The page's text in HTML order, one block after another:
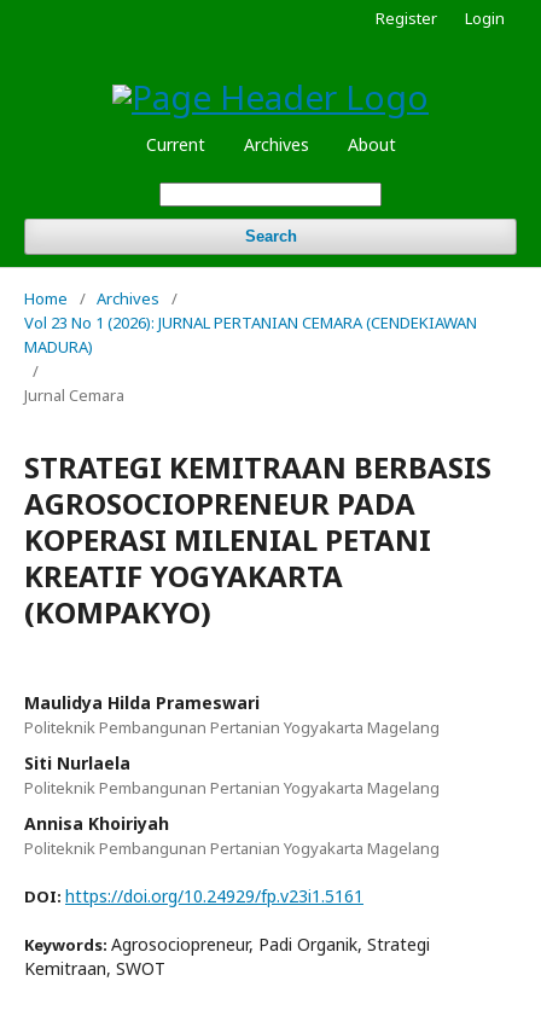
Current Archives About
Search
Register Login
Home / Archives
/
Vol 23 No 1 (2026): JURNAL PERTANIAN CEMARA (CENDEKIAWAN
MADURA)
/
Jurnal Cemara
STRATEGI KEMITRAAN BERBASIS
AGROSOCIOPRENEUR PADA
KOPERASI MILENIAL PETANI
KREATIF YOGYAKARTA
(KOMPAKYO)
Maulidya Hilda Prameswari
Politeknik Pembangunan Pertanian Yogyakarta Magelang
Siti Nurlaela
Politeknik Pembangunan Pertanian Yogyakarta Magelang
Annisa Khoiriyah
Politeknik Pembangunan Pertanian Yogyakarta Magelang
DOI: https://doi.org/10.24929/fp.v23i1.5161
Keywords: Agrosociopreneur, Padi Organik, Strategi
Kemitraan, SWOT